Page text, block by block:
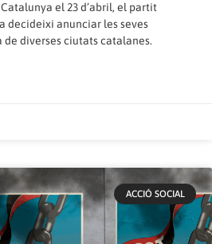
el 23 d’abril, el partit
decideixi anunciar les seves
diverses ciutats catalanes.
ACCIÓ SOCIAL